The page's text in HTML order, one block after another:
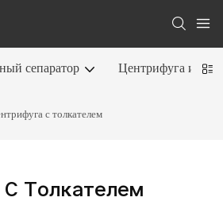
сепаратор Центрифуга и
с толкателем
Толкателем